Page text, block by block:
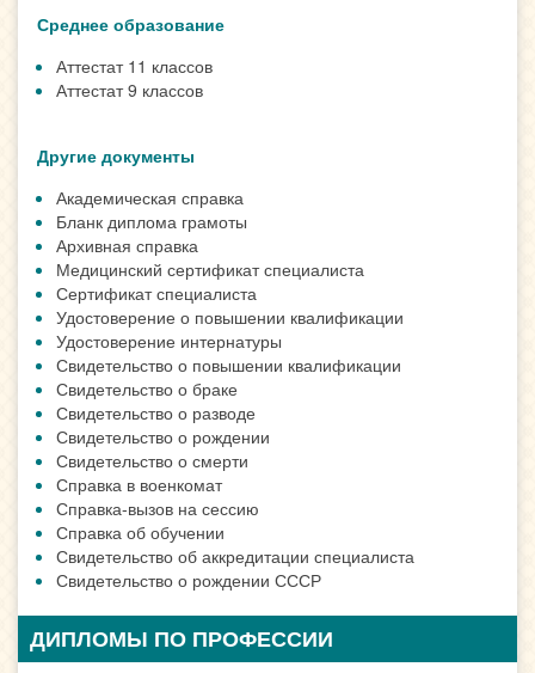
Среднее образование
Аттестат 11 классов
Аттестат 9 классов
Другие документы
Академическая справка
Бланк диплома грамоты
Архивная справка
Медицинский сертификат специалиста
Сертификат специалиста
Удостоверение о повышении квалификации
Удостоверение интернатуры
Свидетельство о повышении квалификации
Свидетельство о браке
Свидетельство о разводе
Свидетельство о рождении
Свидетельство о смерти
Справка в военкомат
Справка-вызов на сессию
Справка об обучении
Свидетельство об аккредитации специалиста
Свидетельство о рождении СССР
ДИПЛОМЫ ПО ПРОФЕССИИ